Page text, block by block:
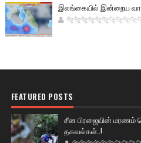
இலங்கையில் இன்றைய
FEATURED POSTS
சீன பிரஜையின் மரணம்
தகவல்கள்..!